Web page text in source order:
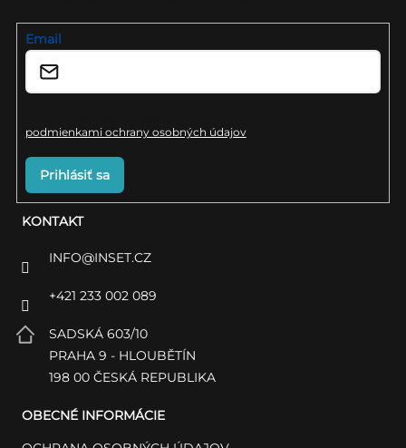
KONTAKT
INFO@INSET.CZ
+421 233 002 089
SADSKÁ 603/10
PRAHA 9 - HLOUBĚTÍN
198 00 ČESKÁ REPUBLIKA
OBECNÉ INFORMÁCIE
Email
podmienkami ochrany osobných údajov
Prihlásiť sa